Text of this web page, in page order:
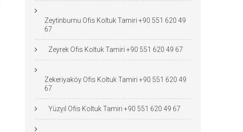
Zeytinburnu Ofis Koltuk Tamiri +90 551 620 49
67
Zeyrek Ofis Koltuk Tamiri +90 551 620 49 67
Zekeriyaköy Ofis Koltuk Tamiri +90 551 620 49
67
Yüzyıl Ofis Koltuk Tamiri +90 551 620 49 67